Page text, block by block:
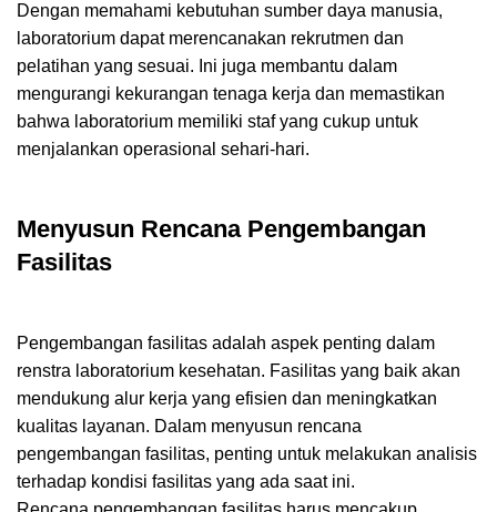
Dengan memahami kebutuhan sumber daya manusia,
laboratorium dapat merencanakan rekrutmen dan
pelatihan yang sesuai. Ini juga membantu dalam
mengurangi kekurangan tenaga kerja dan memastikan
bahwa laboratorium memiliki staf yang cukup untuk
menjalankan operasional sehari-hari.
Menyusun Rencana Pengembangan
Fasilitas
Pengembangan fasilitas adalah aspek penting dalam
renstra laboratorium kesehatan. Fasilitas yang baik akan
mendukung alur kerja yang efisien dan meningkatkan
kualitas layanan. Dalam menyusun rencana
pengembangan fasilitas, penting untuk melakukan analisis
terhadap kondisi fasilitas yang ada saat ini.